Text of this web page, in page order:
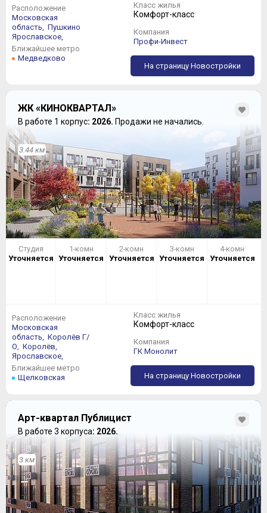
Расположение
Московская
область, Пушкино
Ярославское,
Ближайшее метро
Медведково
Класс жилья
Комфорт-класс
Компания
Профи-Инвест
На страницу Новостройки
ЖК «КИНОКВАРТАЛ»
В работе 1 корпус: 2026. Продажи не начались.
3.44 км
Студия
Уточняется
1-комн
Уточняется
2-комн
Уточняется
3-комн
Уточняется
4-комн
Уточняется
Расположение
Московская
область, Королёв Г/
О, Королёв,
Ярославское,
Ближайшее метро
Щелковская
Класс жилья
Комфорт-класс
Компания
ГК Монолит
На страницу Новостройки
Арт-квартал Публицист
В работе 3 корпуса: 2026.
3 км